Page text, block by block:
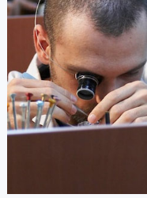
艾德琳·亚历桑德拉
资深积家技师
是积家售后服务中心
(积家保养中心)
的高级技师之一
Guangzhou Jaeger Maintain
 广州积家维修